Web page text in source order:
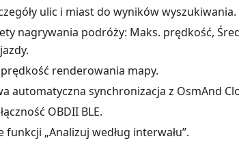
ulic i miast do wyników wyszukiwania.
nagrywania podróży: Maks. prędkość,
renderowania mapy.
automatyczna synchronizacja z OsmAnd
OBDII BLE.
funkcji „Analizuj według interwału”.